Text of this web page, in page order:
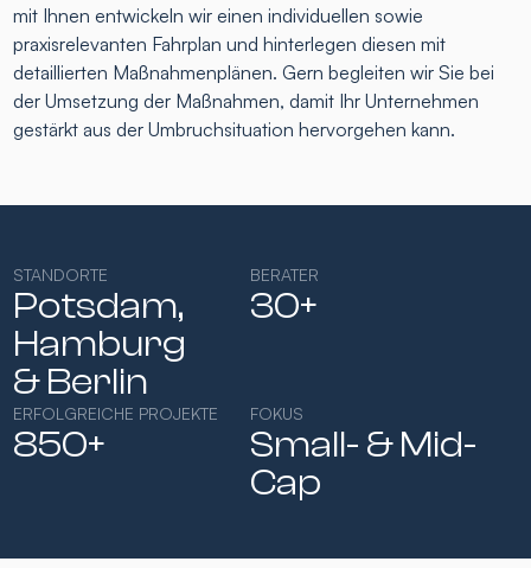
mit Ihnen entwickeln wir einen individuellen sowie
praxisrelevanten Fahrplan und hinterlegen diesen mit
detaillierten Maßnahmenplänen. Gern begleiten wir Sie bei
der Umsetzung der Maßnahmen, damit Ihr Unternehmen
gestärkt aus der Umbruchsituation hervorgehen kann.
STANDORTE
Potsdam,
Hamburg​
& Berlin
BERATER
30+
ERFOLGREICHE PROJEKTE
850+
FOKUS
Small- & Mid-
Cap​